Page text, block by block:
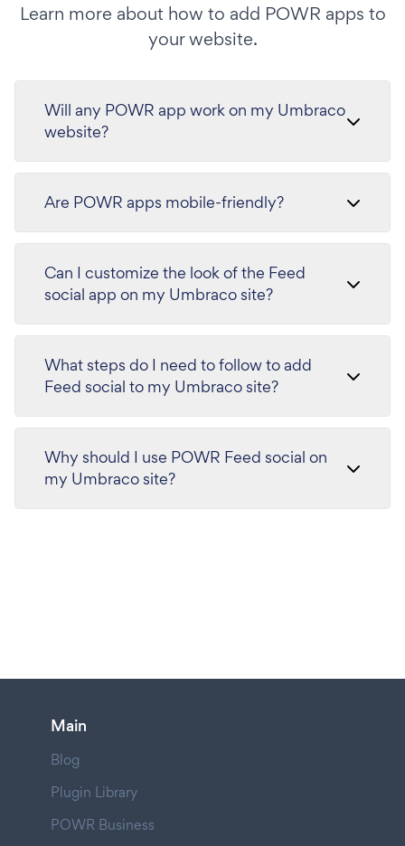
Learn more about how to add POWR apps to
your website.
Will any POWR app work on my Umbraco
website?
Are POWR apps mobile-friendly?
Can I customize the look of the Feed
social app on my Umbraco site?
What steps do I need to follow to add
Feed social to my Umbraco site?
Why should I use POWR Feed social on
my Umbraco site?
Main
Blog
Plugin Library
POWR Business